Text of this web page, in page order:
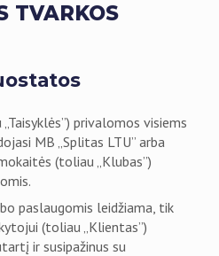
TVARKOS
privalomos visiems
MB „Splitas LTU” arba
(toliau „Klubas”)
paslaugomis leidžiama, tik
(toliau „Klientas”)
ir susipažinus su